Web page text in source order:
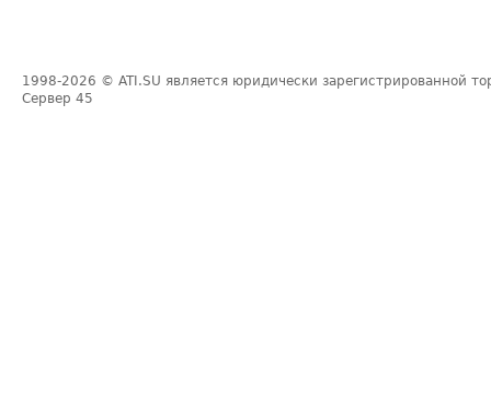
1998-2026 © ATI.SU является юридически зарегистрированной
Сервер 45